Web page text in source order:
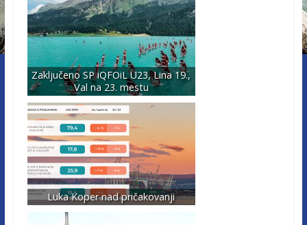
Zaključeno SP iQFOiL U23, Lina 19.,
Val na 23. mestu
Luka Koper nad pričakovanji